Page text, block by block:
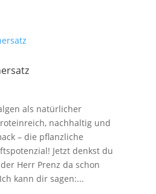
als natürlicher
nachhaltig und
– die pflanzliche
Jetzt denkst du
Herr Prenz da schon
kann dir sagen:...